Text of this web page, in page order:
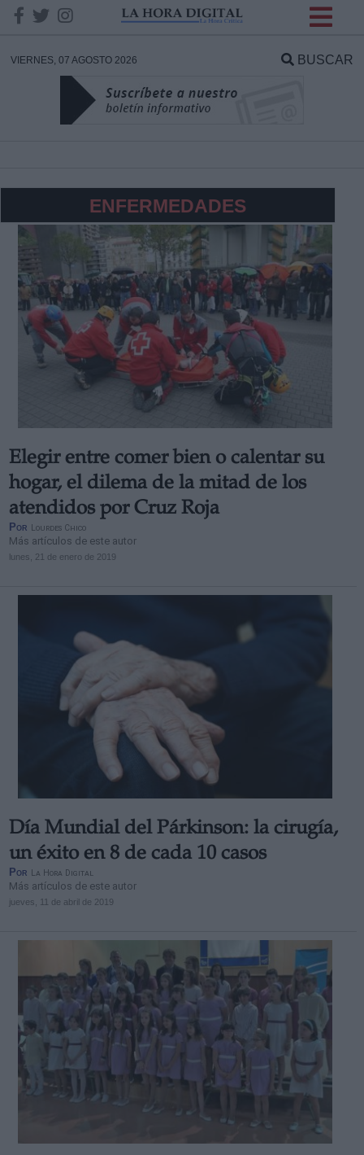
VIERNES, 07 AGOSTO 2026 BUSCAR
ENFERMEDADES
Elegir entre comer bien o calentar su
hogar, el dilema de la mitad de los
atendidos por Cruz Roja
Por Lourdes Chico
Más artículos de este autor
lunes, 21 de enero de 2019
Día Mundial del Párkinson: la cirugía,
un éxito en 8 de cada 10 casos
Por La Hora Digital
Más artículos de este autor
jueves, 11 de abril de 2019
DATOS
Responsable:
Datos tratados:
Legitimación:
Destinatarios:
Derechos:
link
Información adicional
link